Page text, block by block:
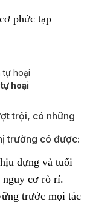
phức tạp
hoại
trội, có những
trường có được:
đựng và tuổi
nguy cơ rò rỉ.
trước mọi tác